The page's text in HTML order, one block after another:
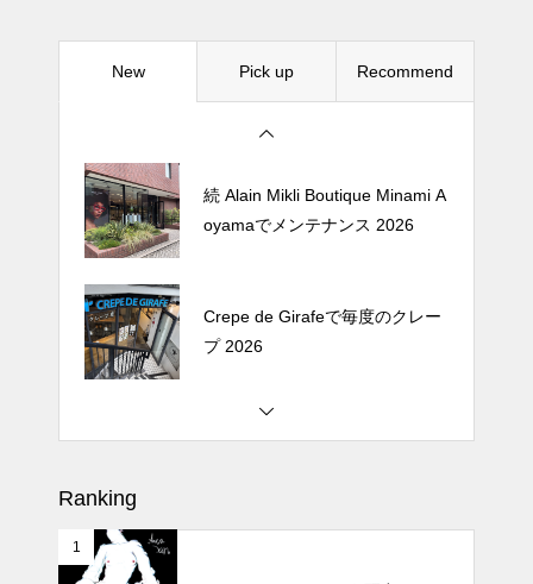
New Pick up Recommend
続 Alain Mikli Boutique Minami A
oyamaでメンテナンス 2026
Crepe de Girafeで毎度のクレー
プ 2026
Ranking
1